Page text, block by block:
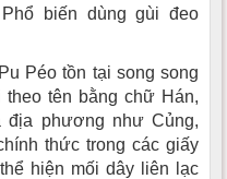
biến dùng gùi đeo
Péo tồn tại song song
tên bằng chữ Hán,
địa phương như Củng,
thức trong các giấy
hiện mối dây liên lạc